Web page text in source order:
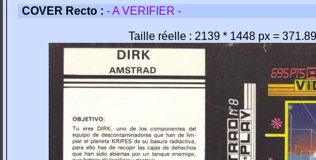
COVER Recto : - A VERIFIER -
Taille réelle : 2139 * 1448 px =